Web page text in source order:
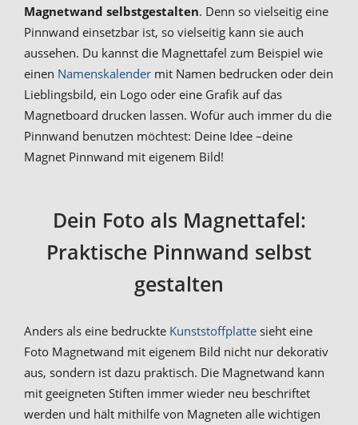
Magnetwand selbstgestalten. Denn so vielseitig eine
Pinnwand einsetzbar ist, so vielseitig kann sie auch
aussehen. Du kannst die Magnettafel zum Beispiel wie
einen Namenskalender mit Namen bedrucken oder dein
Lieblingsbild, ein Logo oder eine Grafik auf das
Magnetboard drucken lassen. Wofür auch immer du die
Pinnwand benutzen möchtest: Deine Idee –deine
Magnet Pinnwand mit eigenem Bild!
Dein Foto als Magnettafel:
Praktische Pinnwand selbst
gestalten
Anders als eine bedruckte Kunststoffplatte sieht eine
Foto Magnetwand mit eigenem Bild nicht nur dekorativ
aus, sondern ist dazu praktisch. Die Magnetwand kann
mit geeigneten Stiften immer wieder neu beschriftet
werden und hält mithilfe von Magneten alle wichtigen